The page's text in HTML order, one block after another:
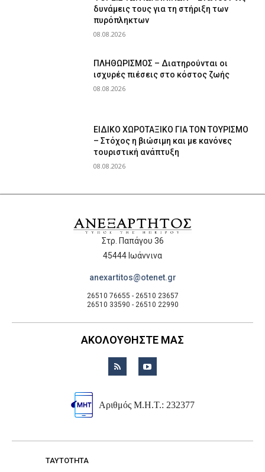
δυνάμεις τους για τη στήριξη των
πυρόπληκτων
08.08.2026
ΠΛΗΘΩΡΙΣΜΟΣ – Διατηρούνται οι
ισχυρές πιέσεις στο κόστος ζωής
08.08.2026
ΕΙΔΙΚΟ ΧΩΡΟΤΑΞΙΚΟ ΓΙΑ ΤΟΝ ΤΟΥΡΙΣΜΟ
– Στόχος η βιώσιμη και με κανόνες
τουριστική ανάπτυξη
08.08.2026
Στρ. Παπάγου 36
45444 Ιωάννινα
anexartitos@otenet.gr
26510 76655 - 26510 23657
26510 33590 - 26510 22990
ΑΚΟΛΟΥΘΗΣΤΕ ΜΑΣ
Αριθμός Μ.Η.Τ.: 232377
TAYTOTHTA